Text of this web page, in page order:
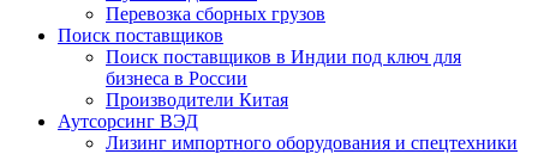
Перевозка сборных грузов
Поиск поставщиков
Поиск поставщиков в Индии под ключ для
бизнеса в России
Производители Китая
Аутсорсинг ВЭД
Лизинг импортного оборудования и спецтехники